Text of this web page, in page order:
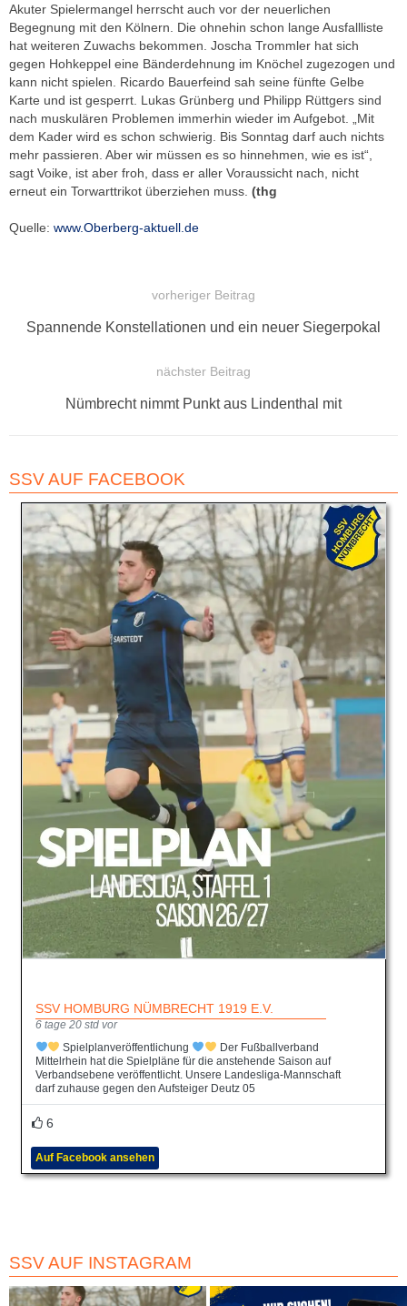
Akuter Spielermangel herrscht auch vor der neuerlichen
Begegnung mit den Kölnern. Die ohnehin schon lange Ausfallliste
hat weiteren Zuwachs bekommen. Joscha Trommler hat sich
gegen Hohkeppel eine Bänderdehnung im Knöchel zugezogen und
kann nicht spielen. Ricardo Bauerfeind sah seine fünfte Gelbe
Karte und ist gesperrt. Lukas Grünberg und Philipp Rüttgers sind
nach muskulären Problemen immerhin wieder im Aufgebot. „Mit
dem Kader wird es schon schwierig. Bis Sonntag darf auch nichts
mehr passieren. Aber wir müssen es so hinnehmen, wie es ist“,
sagt Voike, ist aber froh, dass er aller Voraussicht nach, nicht
erneut ein Torwarttrikot überziehen muss. (thg
Quelle: www.Oberberg-aktuell.de
vorheriger Beitrag
Vorheriger
Spannende Konstellationen und ein neuer Siegerpokal
nächster Beitrag
Nächster
Nümbrecht nimmt Punkt aus Lindenthal mit
SSV AUF FACEBOOK
SSV HOMBURG NÜMBRECHT 1919 E.V.
6 tage 20 std vor
Spielplanveröffentlichung
Der Fußballverband
Mittelrhein hat die Spielpläne für die anstehende Saison auf
Verbandsebene veröffentlicht. Unsere Landesliga-Mannschaft
darf zuhause gegen den Aufsteiger Deutz 05
6
Auf Facebook ansehen
SSV AUF INSTAGRAM